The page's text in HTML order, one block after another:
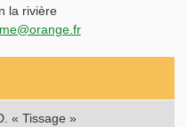
la rivière
« Tissage »